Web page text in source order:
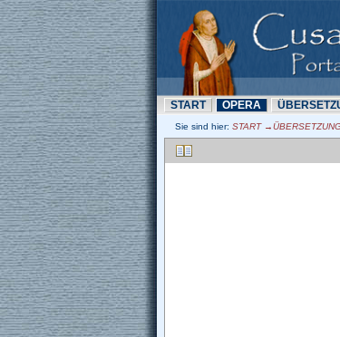
START OPERA
Sie sind hier: START